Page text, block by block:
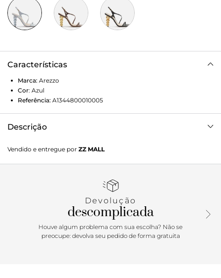
Características
Marca: Arezzo
Cor: Azul
Referência: A1344800010005
Descrição
alto geométrico azul, formado por esferas, e ponta
quadrada. Traz tira fina sobre os dedos. Possui tira fina que
contorna o calcanhar e fecha em fivela lateral. Com
Vendido e entregue por ZZ MALL
Devolução
descomplicada
Houve algum problema com sua escolha? Não se
preocupe: devolva seu pedido de forma gratuita